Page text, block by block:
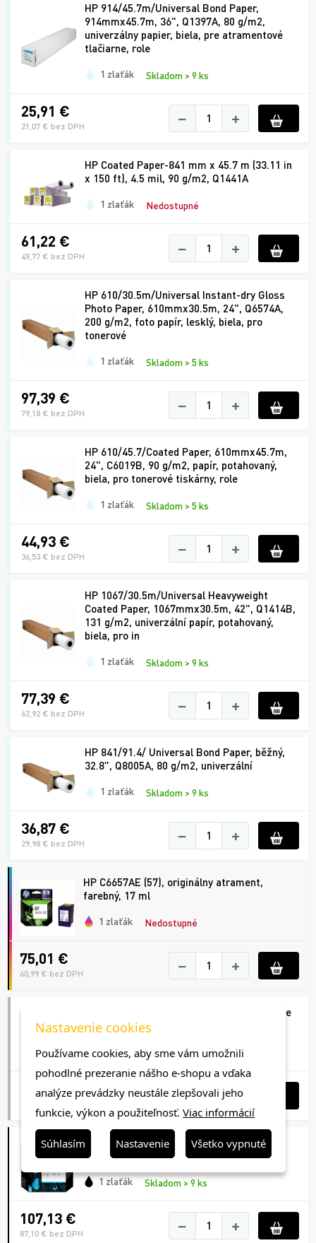
HP 914/45.7m/Universal Bond Paper,
914mmx45.7m, 36", Q1397A, 80 g/m2,
univerzálny papier, biela, pre atramentové
tlačiarne, role
1 zlaťák Skladom > 9 ks
25,91 €
21,07 € bez DPH − +
HP Coated Paper-841 mm x 45.7 m (33.11 in
x 150 ft), 4.5 mil, 90 g/m2, Q1441A
1 zlaťák Nedostupné
61,22 €
49,77 € bez DPH − +
HP 610/30.5m/Universal Instant-dry Gloss
Photo Paper, 610mmx30.5m, 24", Q6574A,
200 g/m2, foto papír, lesklý, biela, pro
tonerové
1 zlaťák Skladom > 5 ks
97,39 €
79,18 € bez DPH − +
HP 610/45.7/Coated Paper, 610mmx45.7m,
24", C6019B, 90 g/m2, papír, potahovaný,
biela, pro tonerové tiskárny, role
1 zlaťák Skladom > 5 ks
44,93 €
36,53 € bez DPH − +
HP 1067/30.5m/Universal Heavyweight
Coated Paper, 1067mmx30.5m, 42", Q1414B,
131 g/m2, univerzální papír, potahovaný,
biela, pro in
1 zlaťák Skladom > 9 ks
77,39 €
62,92 € bez DPH − +
HP 841/91.4/ Universal Bond Paper, běžný,
32.8", Q8005A, 80 g/m2, univerzální
1 zlaťák Skladom > 9 ks
36,87 €
29,98 € bez DPH − +
HP C6657AE (57), originálny atrament,
farebný, 17 ml
1 zlaťák Nedostupné
75,01 €
60,99 € bez DPH − +
HP C9403A (72), originálny atrament, matne
čierny, 130 ml
1 zlaťák Skladom > 9 ks
102,20 €
83,09 € bez DPH − +
HP C9384A (72), originálna tlačová hlava,
matne čierna/žltá
1 zlaťák Skladom > 9 ks
107,13 €
87,10 € bez DPH − +
Nastavenie cookies
Používame cookies, aby sme vám umožnili
pohodlné prezeranie nášho e-shopu a vďaka
analýze prevádzky neustále zlepšovali jeho
funkcie, výkon a použiteľnosť. Viac informácií
Súhlasím Nastavenie Všetko vypnuté